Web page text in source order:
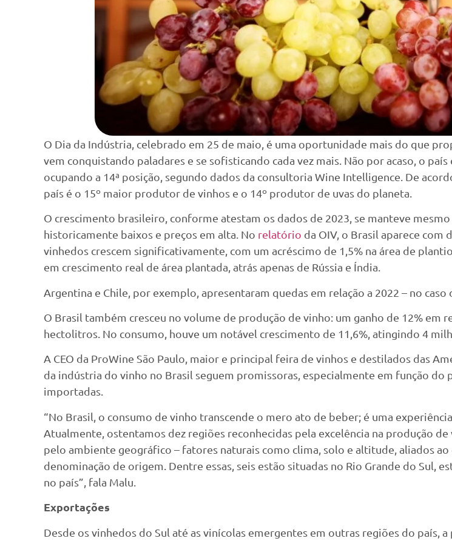
O Dia da Indústria, celebrado em 25 de maio, é uma oportunidade mais do que
vem conquistando paladares e se sofisticando cada vez mais. Não por acaso, o
ocupando a 14ª posição, segundo dados da consultoria Wine Intelligence. De
país é o 15º maior produtor de vinhos e o 14º produtor de uvas do planeta.
O crescimento brasileiro, conforme atestam os dados de 2023, se manteve
historicamente baixos e preços em alta. No relatório da OIV, o Brasil aparece com
vinhedos crescem significativamente, com um acréscimo de 1,5% na área de
em crescimento real de área plantada, atrás apenas de Rússia e Índia.
Argentina e Chile, por exemplo, apresentaram quedas em relação a 2022 – no
O Brasil também cresceu no volume de produção de vinho: um ganho de 12% em
hectolitros. No consumo, houve um notável crescimento de 11,6%, atingindo 4
A CEO da ProWine São Paulo, maior e principal feira de vinhos e destilados das
da indústria do vinho no Brasil seguem promissoras, especialmente em função
importadas.
“No Brasil, o consumo de vinho transcende o mero ato de beber; é uma
Atualmente, ostentamos dez regiões reconhecidas pela excelência na produção
pelo ambiente geográfico – fatores naturais como clima, solo e altitude, aliados
denominação de origem. Dentre essas, seis estão situadas no Rio Grande do
no país”, fala Malu.
Exportações
Desde os vinhedos do Sul até as vinícolas emergentes em outras regiões do país,